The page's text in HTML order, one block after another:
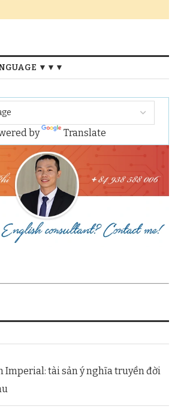
▼▼▼
by Translate
Imperial: tài sản ý nghĩa truyền đời